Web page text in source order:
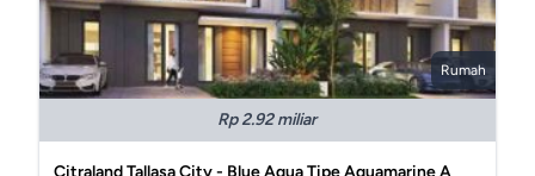
Rumah
Rp 2.92 miliar
Citraland Tallasa City - Blue Aqua Tipe Aquamarine A